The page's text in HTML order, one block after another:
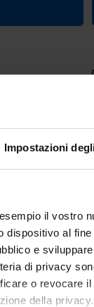
Impostazioni
il vostro
al
e
di privacy
o revocare
della privacy.